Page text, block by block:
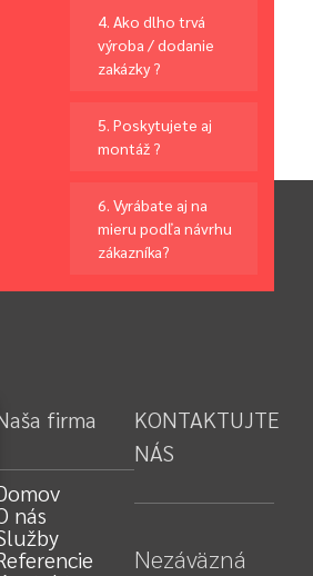
4. Ako dlho trvá
výroba / dodanie
zakázky ?
5. Poskytujete aj
montáž ?
6. Vyrábate aj na
mieru podľa návrhu
zákazníka?
firma
nás
KONTAKTUJTE
NÁS
Nezáväzná